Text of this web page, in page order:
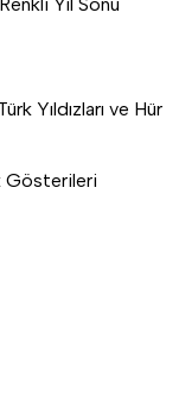
Yıldızları ve Hür